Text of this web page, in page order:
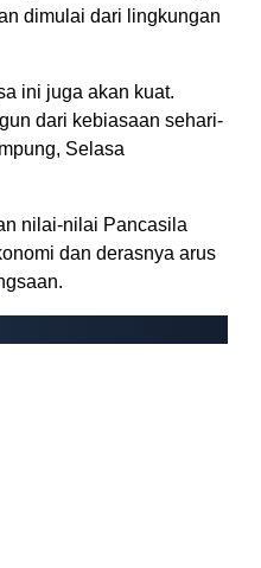
dimulai dari lingkungan
ini juga akan kuat.
dari kebiasaan sehari-
Selasa
nilai-nilai Pancasila
dan derasnya arus